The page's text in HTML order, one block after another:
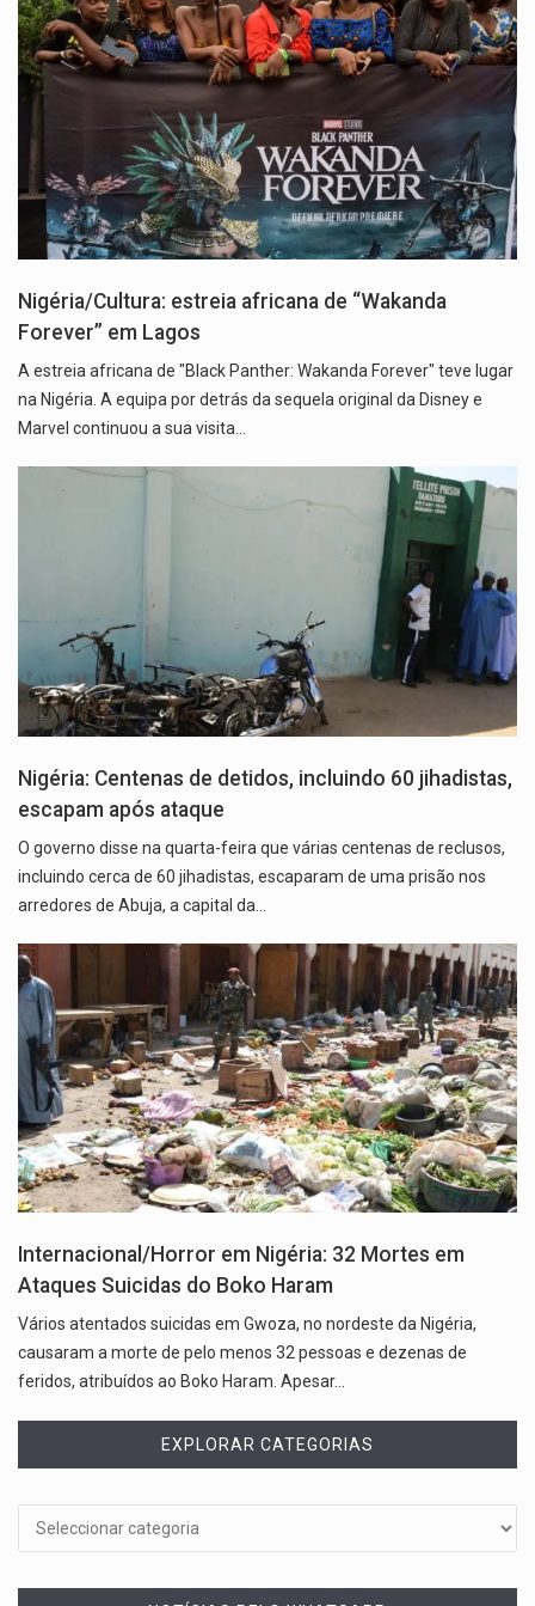
Nigéria/Cultura: estreia africana de “Wakanda
Forever” em Lagos
A estreia africana de "Black Panther: Wakanda Forever" teve lugar
na Nigéria. A equipa por detrás da sequela original da Disney e
Marvel continuou a sua visita…
Nigéria: Centenas de detidos, incluindo 60 jihadistas,
escapam após ataque
O governo disse na quarta-feira que várias centenas de reclusos,
incluindo cerca de 60 jihadistas, escaparam de uma prisão nos
arredores de Abuja, a capital da…
Internacional/Horror em Nigéria: 32 Mortes em
Ataques Suicidas do Boko Haram
Vários atentados suicidas em Gwoza, no nordeste da Nigéria,
causaram a morte de pelo menos 32 pessoas e dezenas de
feridos, atribuídos ao Boko Haram. Apesar…
EXPLORAR CATEGORIAS